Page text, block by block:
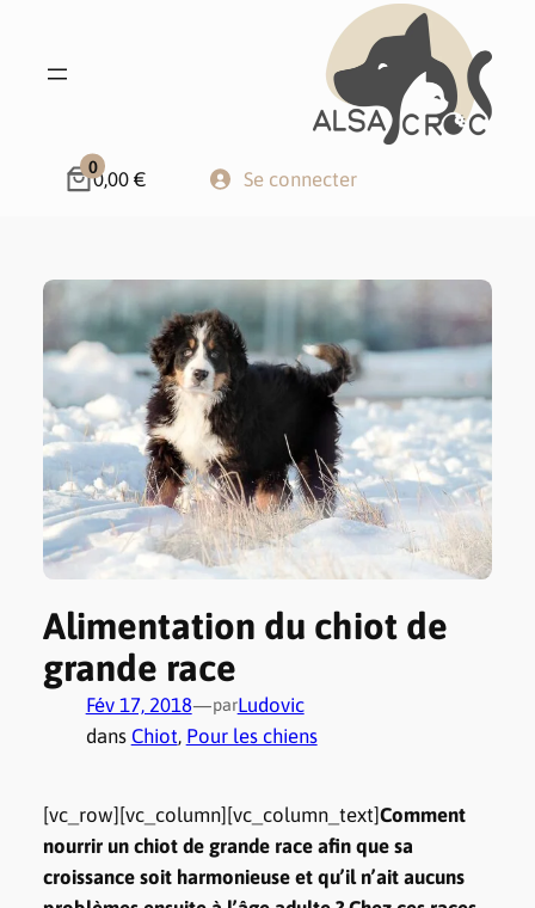
0
0,00 € Se connecter
Alimentation du chiot de
grande race
Fév 17, 2018—parLudovic
dans Chiot, Pour les chiens
[vc_row][vc_column][vc_column_text]Comment
nourrir un chiot de grande race afin que sa
croissance soit harmonieuse et qu’il n’ait aucuns